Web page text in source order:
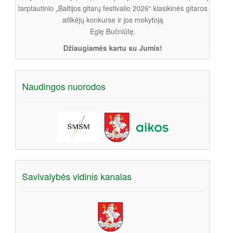
tarptautinio „Baltijos gitarų festivalio 2026“ klasikinės gitaros
atlikėjų konkurse ir jos mokytoją
Eglę Bučniūtę.
Džiaugiamės kartu su Jumis!
Naudingos nuorodos
Savivalybės vidinis kanalas